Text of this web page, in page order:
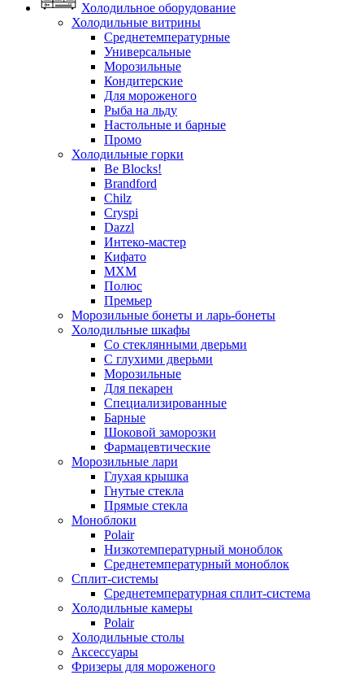
Холодильное оборудование
Холодильные витрины
Среднетемпературные
Универсальные
Морозильные
Кондитерские
Для мороженого
Рыба на льду
Настольные и барные
Промо
Холодильные горки
Be Blocks!
Brandford
Chilz
Cryspi
Dazzl
Интеко-мастер
Кифато
МХМ
Полюс
Премьер
Морозильные бонеты и ларь-бонеты
Холодильные шкафы
Со стеклянными дверьми
С глухими дверьми
Морозильные
Для пекарен
Специализированные
Барные
Шоковой заморозки
Фармацевтические
Морозильные лари
Глухая крышка
Гнутые стекла
Прямые стекла
Моноблоки
Polair
Низкотемпературный моноблок
Среднетемпературный моноблок
Сплит-системы
Среднетемпературная сплит-система
Холодильные камеры
Polair
Холодильные столы
Аксессуары
Фризеры для мороженого